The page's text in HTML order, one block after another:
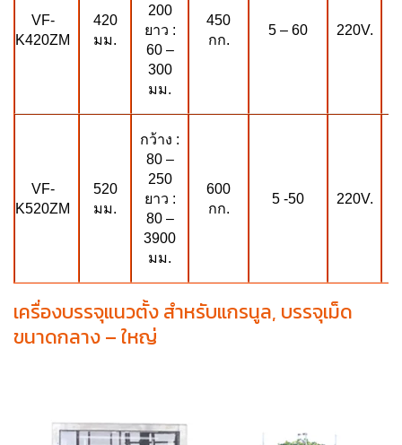
VF-
K420ZM
420
มม.
200
ยาว :
60 –
300
มม.
450
กก.
5 – 60 220V.
VF-
K520ZM
520
มม.
กว้าง :
80 –
250
ยาว :
80 –
3900
มม.
600
กก.
5 -50 220V.
เครื่องบรรจุแนวตั้ง สำหรับแกรนูล, บรรจุเม็ด
ขนาดกลาง – ใหญ่